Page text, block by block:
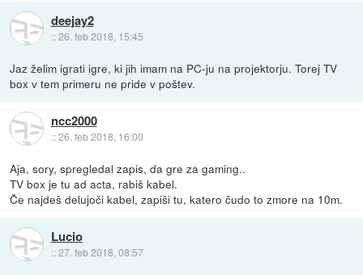
deejay2
::26. feb 2018, 15:45
Jaz želim igrati igre, ki jih imam na PC-ju na projektorju. Torej TV
box v tem primeru ne pride v poštev.
ncc2000
::26. feb 2018, 16:00
Aja, sory, spregledal zapis, da gre za gaming..
TV box je tu ad acta, rabiš kabel.
Če najdeš delujoči kabel, zapiši tu, katero čudo to zmore na 10m.
Lucio
::27. feb 2018, 08:57